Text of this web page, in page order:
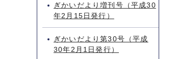
ぎかいだより増刊号（平成30
年2月15日発行）
ぎかいだより第30号（平成
30年2月1日発行）